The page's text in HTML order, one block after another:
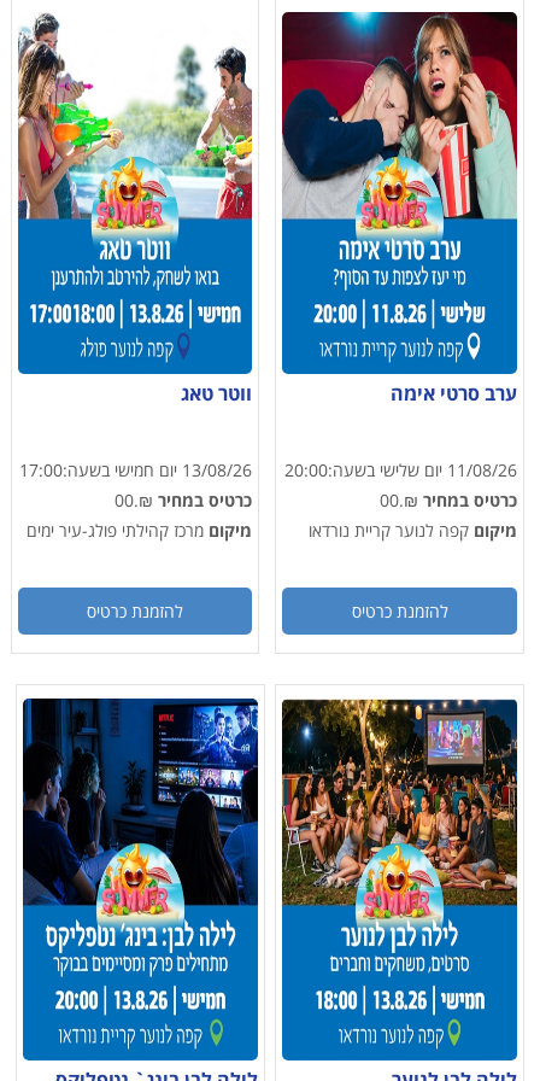
ערב סרטי אימה
11/08/26 יום שלישי בשעה:20:00
כרטיס במחיר ₪.00
מיקום קפה לנוער קריית נורדאו
להזמנת כרטיס
ווטר טאג
13/08/26 יום חמישי בשעה:17:00
כרטיס במחיר₪.00
מיקום מרכז קהילתי פולג-עיר ימים
להזמנת כרטיס